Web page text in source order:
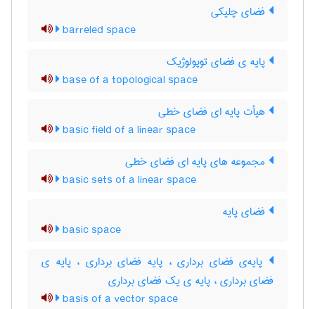
فضای چلیکی
barreled space
پایه ی فضای توپولوژیک
base of a topological space
هیأت پایه ای فضای خطی
basic field of a linear space
مجموعه های پایه ای فضای خطی
basic sets of a linear space
فضای پایه
basic space
پایه‌ی فضای برداری ، پایه فضای برداری ، پایه ی
فضای برداری ، پایه ی یک فضای برداری
basis of a vector space